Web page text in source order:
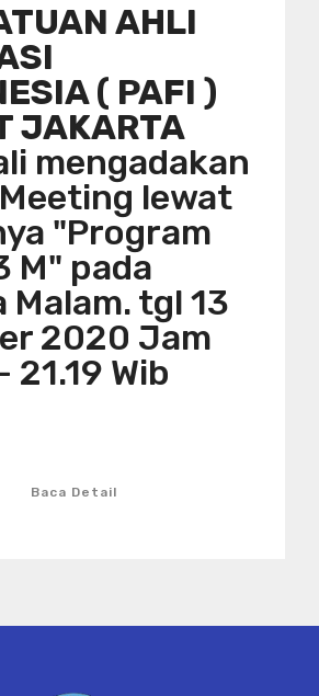
AHLI
( PAFI )
JAKARTA
mengadakan
lewat
"Program
M" pada
Malam. tgl 13
2020 Jam
21.19 Wib
Baca Detail